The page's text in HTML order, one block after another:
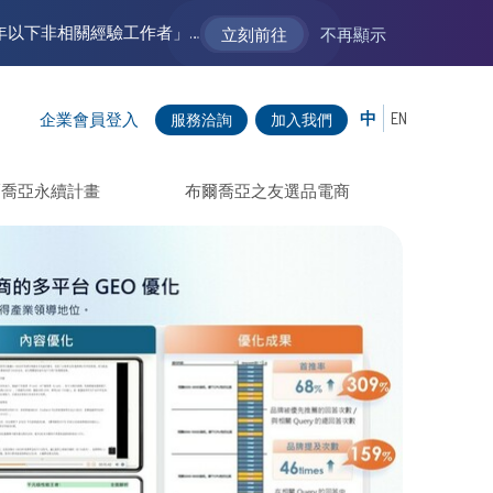
企業會員登入 服務洽詢 加入我們
亞永續計畫 布爾喬亞之友選品電商
中 EN
【VM 布爾喬亞招募中】新聲代發展計劃 2.0 ── AI PR 人才加速養成計劃（歡迎「應屆畢業生」、「一年以下相關 / 三年以下非相關經驗工作者」申請加入） 立刻前往 不再顯示